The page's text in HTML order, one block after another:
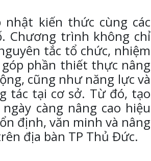
kiến thức cùng các
Chương trình không chỉ
tắc tổ chức, nhiệm
phần thiết thực nâng
cũng như năng lực và
tác tại cơ sở. Từ đó, tạo
càng nâng cao hiệu
định, văn minh và nâng
địa bàn TP Thủ Đức.